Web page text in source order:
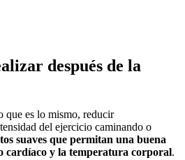
después de la
que es lo mismo, reducir
del ejercicio caminando o
suaves que permitan una buena
cardíaco y la temperatura corporal.